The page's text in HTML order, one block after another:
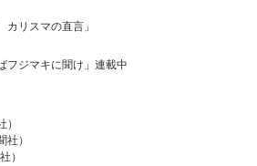
リスマの直言」
フジマキに聞け」連載中
）
）